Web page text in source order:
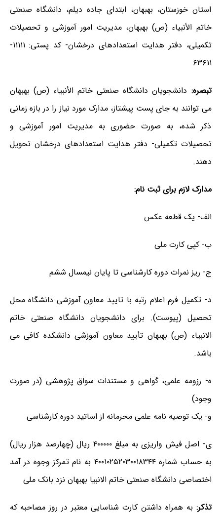
استان خوزستان، بهبهان، ابتدای جاده دیلم، دانشگاه صنعتی
خاتم الأنبیاء (ص) بهبهان، مدیریت امور آموزشی و تحصیلات
تکمیلی، دفتر هدایت استعدادهای درخشان- کد پستی: ۱۱۱۱۱-
۶۳۶۱۱
تبصره: دانشجویان دانشگاه صنعتی خاتم الأنبیاء (ص) بهبهان
می توانند به جای پست پیشتاز، مدارک مورد نیاز را در بازه زمانی
ذکر شده، به صورت حضوری به مدیریت امور آموزشی و
تحصیلات تکمیلی- دفتر هدایت استعدادهای درخشان تحویل
دهند.
مدارک لازم برای ثبت نام:
الف- یک قطعه عکس
ب- کپی کارت ملی
ج- ریز نمرات دوره کارشناسی تا پایان نیمسال ششم
د- تکمیل فرم اعلام رتبه با تایید معاون آموزشی دانشگاه محل
تحصیل (پیوست). برای دانشجویان دانشگاه صنعتی خاتم
الانبیاء (ص) بهبهان تأیید معاون آموزشی دانشکده کافی می
باشد.
ه- رزومه علمی، گواهی و مستندات سواق پژوهشی (در صورت
وجود)
و- یک توصیه نامه علمی محرمانه از اساتید دوره کارشناسی
ی- اصل فیش واریزی به مبلغ ۴۰۰۰۰۰ ریال (چهارصد هزار ریال)
به حساب شماره ۴۰۰۱۰۲۵۲۰۳۰۰۱۸۳۴۴ به نام تمرکز وجوه در آمد
اختصاصی دانشگاه صنعتی خاتم الانبیا بهبهان نزد بانک ملی
تذکر: به همراه داشتن کارت شناسایی معتبر در روز مصاحبه که